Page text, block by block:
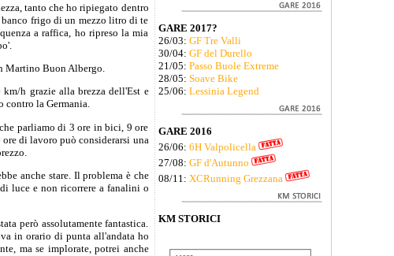
tanto che ho ripiegato dentro
banco frigo di un mezzo litro di te
a raffica, ho ripreso la mia
Martino Buon Albergo.
h grazie alla brezza dell'Est e
contro la Germania.
parliamo di 3 ore in bici, 9 ore
di lavoro può considerarsi una
anche stare. Il problema è che
luce e non ricorrere a fanalini o
però assolutamente fantastica.
in orario di punta all'andata ho
ma se implorate, potrei anche
GARE 2017?
26/03: GF Tre Valli
30/04: GF del Durello
21/05: Passo Buole Extreme
28/05: Soave Bike
25/06: Lessinia Legend
GARE 2016
26/06: 6H Valpolicella
27/08: GF d'Autunno
08/11: XCRunning Grezzana
KM STORICI